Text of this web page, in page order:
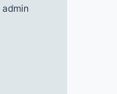
admin